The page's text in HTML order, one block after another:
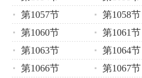
第1057节
第1058节
第1060节
第1061节
第1063节
第1064节
第1066节
第1067节